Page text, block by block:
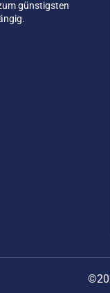
günstigsten